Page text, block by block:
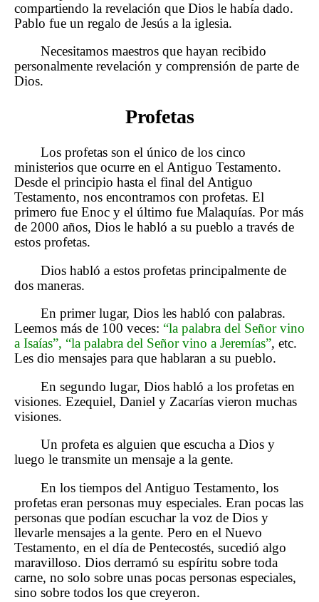
compartiendo la revelación que Dios le había dado.
Pablo fue un regalo de Jesús a la iglesia.
Necesitamos maestros que hayan recibido
personalmente revelación y comprensión de parte de
Dios.
Profetas
Los profetas son el único de los cinco
ministerios que ocurre en el Antiguo Testamento.
Desde el principio hasta el final del Antiguo
Testamento, nos encontramos con profetas. El
primero fue Enoc y el último fue Malaquías. Por más
de 2000 años, Dios le habló a su pueblo a través de
estos profetas.
Dios habló a estos profetas principalmente de
dos maneras.
En primer lugar, Dios les habló con palabras.
Leemos más de 100 veces: “la palabra del Señor vino
a Isaías”, “la palabra del Señor vino a Jeremías”, etc.
Les dio mensajes para que hablaran a su pueblo.
En segundo lugar, Dios habló a los profetas en
visiones. Ezequiel, Daniel y Zacarías vieron muchas
visiones.
Un profeta es alguien que escucha a Dios y
luego le transmite un mensaje a la gente.
En los tiempos del Antiguo Testamento, los
profetas eran personas muy especiales. Eran pocas las
personas que podían escuchar la voz de Dios y
llevarle mensajes a la gente. Pero en el Nuevo
Testamento, en el día de Pentecostés, sucedió algo
maravilloso. Dios derramó su espíritu sobre toda
carne, no solo sobre unas pocas personas especiales,
sino sobre todos los que creyeron.